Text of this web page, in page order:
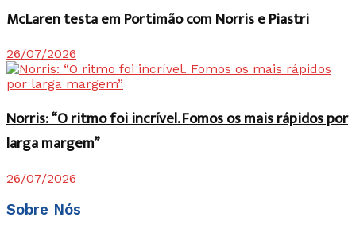
McLaren testa em Portimão com Norris e Piastri
26/07/2026
Norris: “O ritmo foi incrível. Fomos os mais rápidos por
larga margem”
26/07/2026
Sobre Nós